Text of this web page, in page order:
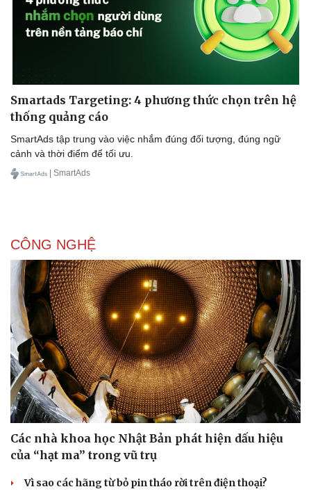
Sức khỏe
Dinh dưỡng - món ngon
Cây thuốc
Sản phụ khoa
Nam khoa
Đời sống
Nhà đẹp
Blog
Smartads Targeting: 4 phương thức chọn trên hệ
thống quảng cáo
SmartAds tập trung vào việc nhắm đúng đối tượng, đúng ngữ
cảnh và thời điểm để tối ưu.
| SmartAds
CÔNG NGHỆ
Các nhà khoa học Nhật Bản phát hiện dấu hiệu
của “hạt ma” trong vũ trụ
Vì sao các hãng từ bỏ pin tháo rời trên điện thoại?